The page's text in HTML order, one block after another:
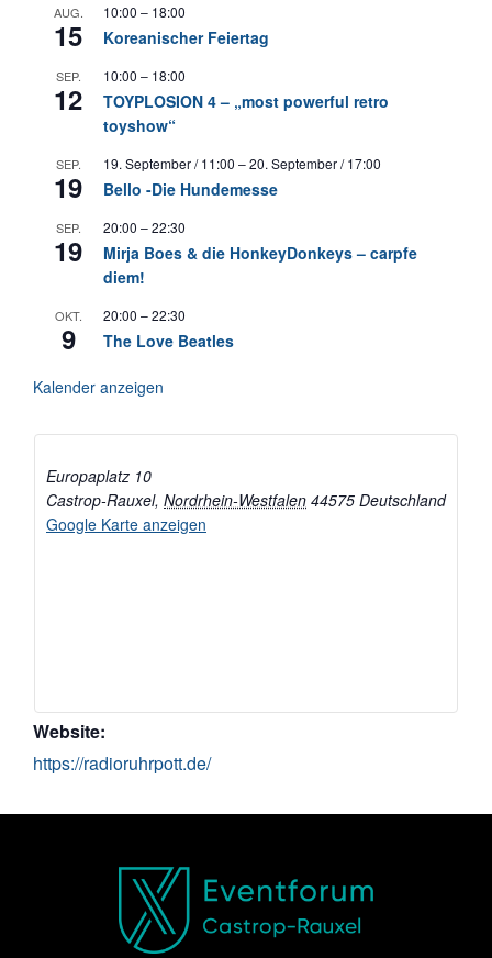
AUG.
15
10:00 – 18:00
Koreanischer Feiertag
SEP.
12
10:00 – 18:00
TOYPLOSION 4 – „most powerful retro
toyshow“
SEP.
19
19. September / 11:00 –20. September / 17:00
Bello -Die Hundemesse
SEP.
19
20:00 –22:30
Mirja Boes & die HonkeyDonkeys – carpfe
diem!
OKT.
9
20:00 –22:30
The Love Beatles
Kalender anzeigen
Europaplatz 10
Castrop-Rauxel, Nordrhein-Westfalen 44575 Deutschland
Google Karte anzeigen
Website:
https://radioruhrpott.de/